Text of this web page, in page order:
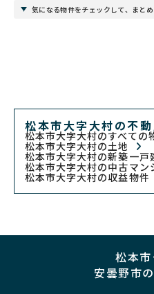
気になる物件をチェックして、まとめ
松本市大字大村の不
松本市大字大村のすべての
松本市大字大村の土地
松本市大字大村の新築一戸
松本市大字大村の中古マン
松本市大字大村の収益物件
松本
安曇野市